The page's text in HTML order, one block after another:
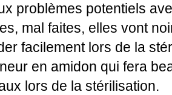
problèmes potentiels
mal faites, elles vont
facilement lors de la
en amidon qui fera
lors de la stérilisation.